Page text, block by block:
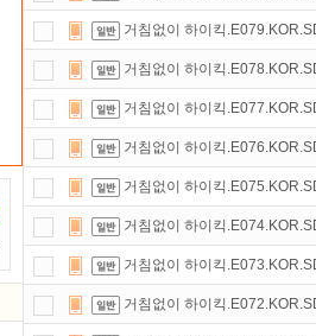
정액제할인쿠폰 사용방법안내
자녀보호기능으로 가족과 함께 투디
거침없이 하이킥
거침없이 하이킥
거침없이 하이킥
거침없이 하이킥
거침없이 하이킥
거침없이 하이킥
거침없이 하이킥
거침없이 하이킥